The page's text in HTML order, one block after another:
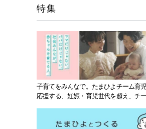
特集
子育てをみんなで。たまひよチーム育
応援する、妊娠・育児世代を超え、チ